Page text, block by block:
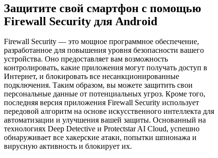
Защитите свой смартфон с помощью
Firewall Security для Android
Firewall Security — это мощное программное обеспечение,
разработанное для повышения уровня безопасности вашего
устройства. Оно предоставляет вам возможность
контролировать, какие приложения могут получать доступ в
Интернет, и блокировать все несанкционированные
подключения. Таким образом, вы можете защитить свои
персональные данные от потенциальных угроз. Кроме того,
последняя версия приложения Firewall Security использует
передовой алгоритм на основе искусственного интеллекта для
автоматизации и улучшения вашей защиты. Основанный на
технологиях Deep Detective и Protectstar AI Cloud, успешно
обнаруживает все хакерские атаки, попытки шпионажа и
вирусную активность и блокирует их.